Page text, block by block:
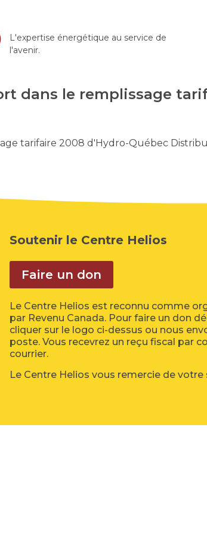
L'expertise énergétique au service de
l'avenir.
dans le remplissage
tarifaire 2008 d'Hydro-Québec
Soutenir le Centre Helios
Faire un don
Le Centre Helios est reconnu comme
par Revenu Canada. Pour faire un don
cliquer sur le logo ci-dessus ou nous
poste. Vous recevrez un reçu fiscal par
courrier.
Le Centre Helios vous remercie de votre